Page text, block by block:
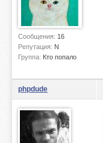
Сообщения: 16
Репутация: N
Группа: Кто попало
phpdude